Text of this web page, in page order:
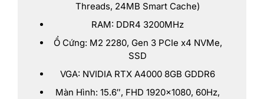
Threads, 24MB Smart Cache)
RAM: DDR4 3200MHz
Ổ Cứng: M2 2280, Gen 3 PCIe x4 NVMe,
SSD
VGA: NVIDIA RTX A4000 8GB GDDR6
Màn Hình: 15.6″, FHD 1920×1080, 60Hz,